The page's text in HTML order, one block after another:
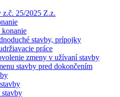
25/2025 Z.z.
konanie
stavby, prípojky
práce
zmeny v užívaní stavby
stavby pred dokončením
stavby